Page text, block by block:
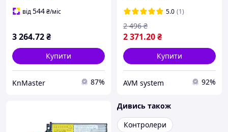
від544₴/міс
3 264.72₴
Купити
KnMaster 87%
5.0 (1)
2 371.20₴
2 496 ₴
Купити
AVM system 92%
Дивись також
Контролери